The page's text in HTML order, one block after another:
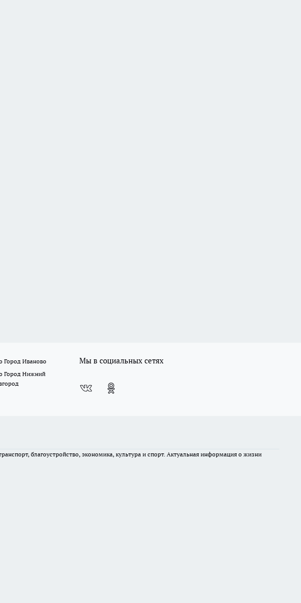
Город Иваново
Город Нижний
Мы в социальных сетях
благоустройство, экономика, культура и спорт. Актуальная информация о жизни